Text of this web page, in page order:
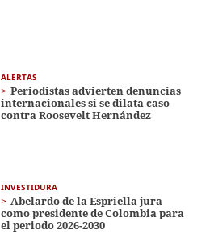
ALERTAS
Periodistas advierten denuncias
internacionales si se dilata caso
contra Roosevelt Hernández
INVESTIDURA
Abelardo de la Espriella jura
como presidente de Colombia para
el periodo 2026-2030